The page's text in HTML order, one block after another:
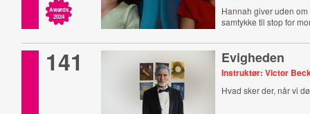
Awards
2024
Hannah giver uden
samtykke til stop for
141 Evigheden
Instruktør: Victor
Hvad sker der, når vi